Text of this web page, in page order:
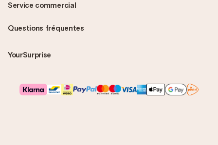
Questions fréquentes
YourSurprise
Service commercial